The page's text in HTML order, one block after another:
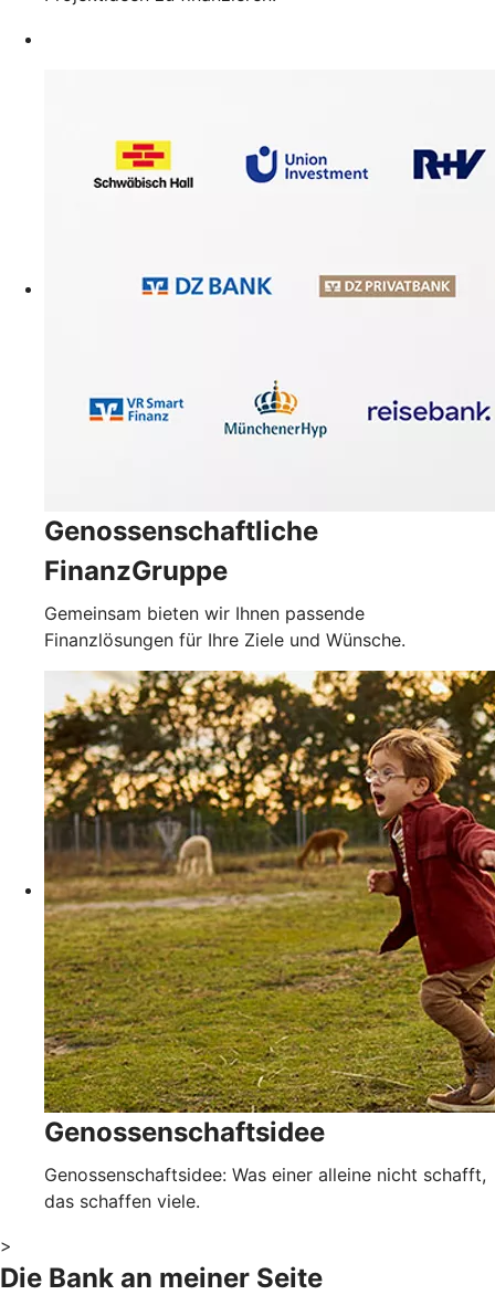
Genossenschaftliche
FinanzGruppe
Gemeinsam bieten wir Ihnen passende
Finanzlösungen für Ihre Ziele und Wünsche.
Genossenschaftsidee
Genossenschaftsidee: Was einer alleine nicht schafft,
das schaffen viele.
>
Die Bank an meiner Seite